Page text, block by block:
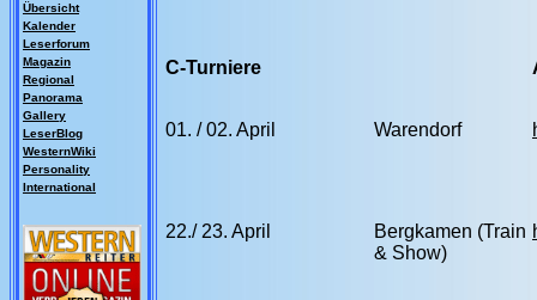
Übersicht
Kalender
Leserforum
Magazin
Regional
Panorama
Gallery
LeserBlog
WesternWiki
Personality
International
C-Turniere
01. / 02. April Warendorf
22./ 23. April
Bergkamen (Train
& Show)